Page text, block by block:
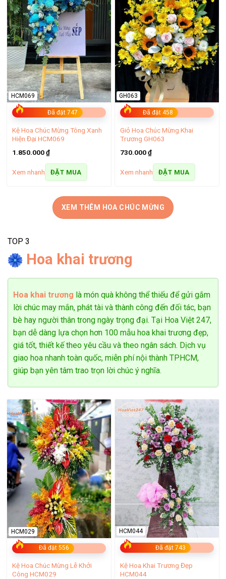
Giỏ hoa cát tường và hoa hồng tặng mẹ
Đã đặt 747
HCM069
Kệ Hoa Chúc Mừng Tông Xanh
Hiện Đại HCM069
1.850.000₫
Xem nhanh ĐẶT MUA
Đã đặt 458
GH063
Giỏ Hoa Chúc Mừng Khai
Trương GH063
730.000₫
Xem nhanh ĐẶT MUA
XEM THÊM HOA CHÚC MỪNG
TOP 3
Hoa khai trương
Hoa khai trương là món quà không thể thiếu để gửi gắm
lời chúc may mắn, phát tài và thành công đến đối tác, bạn
bè hay người thân trong ngày trọng đại. Tại Hoa Việt 247,
bạn dễ dàng lựa chọn hơn 100 mẫu hoa khai trương đẹp,
giá tốt, thiết kế theo yêu cầu và theo ngân sách. Dịch vụ
giao hoa nhanh toàn quốc, miễn phí nội thành TPHCM,
giúp bạn yên tâm trao trọn lời chúc ý nghĩa.
Đã đặt 556
HCM029
Kệ Hoa Chúc Mừng Lễ Khởi
Công HCM029
Đã đặt 743
HCM044
Kệ Hoa Khai Trương Đẹp
HCM044